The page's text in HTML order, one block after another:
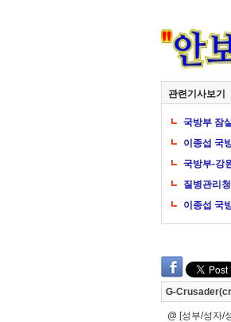
관련기사보기
국방부 잠
이종섭 국
국방부-강
질병관리
이종섭 국
G-
@ [성부/성자/